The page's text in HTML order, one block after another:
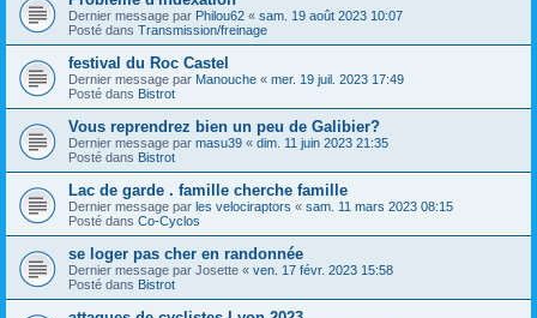
Dernier message par Philou62 « sam. 19 août 2023 10:07
Posté dans Transmission/freinage
festival du Roc Castel
Dernier message par Manouche « mer. 19 juil. 2023 17:49
Posté dans Bistrot
Vous reprendrez bien un peu de Galibier?
Dernier message par masu39 « dim. 11 juin 2023 21:35
Posté dans Bistrot
Lac de garde . famille cherche famille
Dernier message par les velociraptors « sam. 11 mars 2023 08:15
Posté dans Co-Cyclos
se loger pas cher en randonnée
Dernier message par Josette « ven. 17 févr. 2023 15:58
Posté dans Bistrot